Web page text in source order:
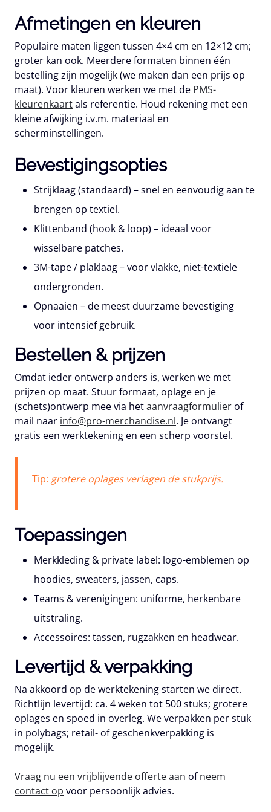
Afmetingen en kleuren
Populaire maten liggen tussen 4×4 cm en 12×12 cm;
groter kan ook. Meerdere formaten binnen één
bestelling zijn mogelijk (we maken dan een prijs op
maat). Voor kleuren werken we met de PMS-
kleurenkaartals referentie. Houd rekening met een
kleine afwijking i.v.m. materiaal en
scherminstellingen.
Bevestigingsopties
Strijklaag(standaard) – snel en eenvoudig aan te
brengen op textiel.
Klittenband (hook & loop) – ideaal voor
wisselbare patches.
3M-tape / plaklaag– voor vlakke, niet-textiele
ondergronden.
Opnaaien – de meest duurzame bevestiging
voor intensief gebruik.
Bestellen & prijzen
Omdat ieder ontwerp anders is, werken we met
prijzen op maat. Stuur formaat, oplage en je
(schets)ontwerp mee via hetaanvraagformulier of
mail naar info@pro-merchandise.nl. Je ontvangt
gratis een werktekening en een scherp voorstel.
Tip: grotere oplages verlagen de stukprijs.
Toepassingen
Merkkleding & private label: logo-emblemen op
hoodies, sweaters, jassen, caps.
Teams & verenigingen: uniforme, herkenbare
uitstraling.
Accessoires: tassen, rugzakken en headwear.
Levertijd & verpakking
Na akkoord op de werktekening starten we direct.
Richtlijn levertijd: ca. 4 weken tot 500 stuks; grotere
oplages en spoed in overleg. We verpakken per stuk
in polybags; retail- of geschenkverpakking is
mogelijk.
Vraag nu een vrijblijvende offerte aan ofneem
contact op voor persoonlijk advies.